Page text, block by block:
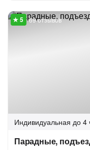
69 отзывов
Индивидуальная до 4
Парадные,